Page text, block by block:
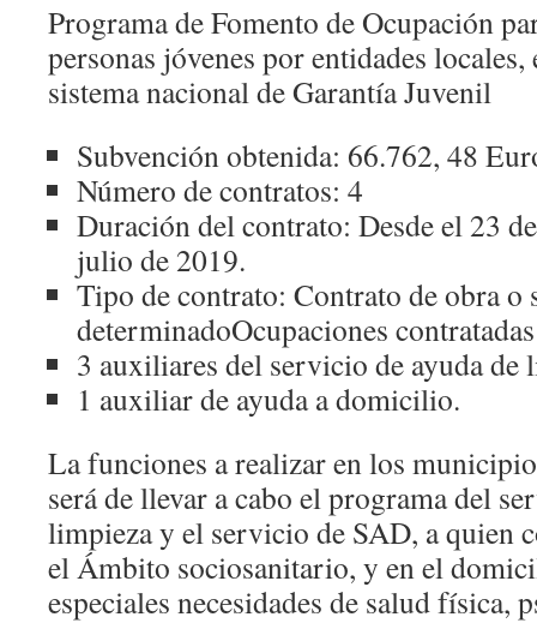
Programa de Fomento de Ocupación
personas jóvenes por entidades
sistema nacional de Garantía Juvenil
Subvención obtenida: 66.762, 48
Número de contratos: 4
Duración del contrato: Desde el 23
julio de 2019.
Tipo de contrato: Contrato de obra o
determinadoOcupaciones
3 auxiliares del servicio de ayuda de
1 auxiliar de ayuda a domicilio.
La funciones a realizar en los
será de llevar a cabo el programa del
limpieza y el servicio de SAD, a quien
el Ámbito sociosanitario, y en el
especiales necesidades de salud fí­sica,